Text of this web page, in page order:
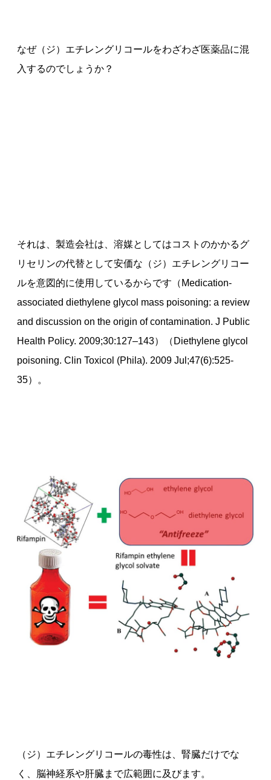
なぜ（ジ）エチレングリコールをわざわざ医薬品に混
入するのでしょうか？
それは、製造会社は、溶媒としてはコストのかかるグ
リセリンの代替として安価な（ジ）エチレングリコー
ルを意図的に使用しているからです（Medication-
associated diethylene glycol mass poisoning: a review
and discussion on the origin of contamination. J Public
Health Policy. 2009;30:127–143）（Diethylene glycol
poisoning. Clin Toxicol (Phila). 2009 Jul;47(6):525-
35）。
（ジ）エチレングリコールの毒性は、腎臓だけでな
く、脳神経系や肝臓まで広範囲に及びます。